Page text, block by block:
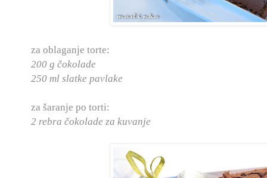
za oblaganje torte:
200 g čokolade
250 ml slatke pavlake
za šaranje po torti:
2 rebra čokolade za kuvanje